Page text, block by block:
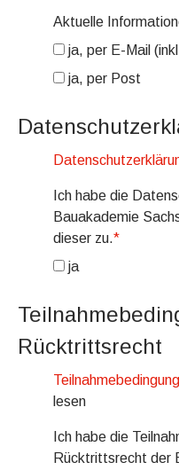
Aktuelle
ja, per E-Mail
ja, per Post
Ich habe die
Bauakademie
dieser zu.*
ja
Rücktrittsrecht
lesen
Ich habe die
Rücktrittsrecht der